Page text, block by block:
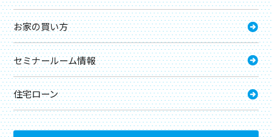
お家の買い方
セミナールーム情報
住宅ローン